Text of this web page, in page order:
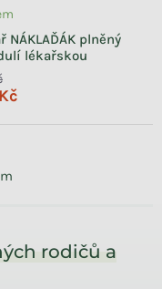
NÁKLAĎÁK plněný
lékařskou
rodičů a